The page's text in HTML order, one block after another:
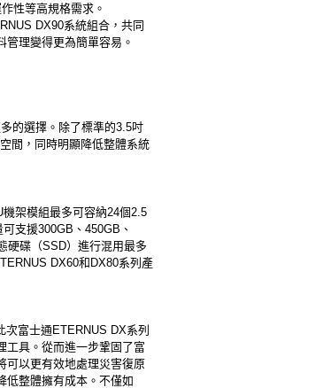
性等高規格需求。
DX90系統組合，共同
理變得更為簡單容易。
的選擇。除了標準的3.5吋
間，同時明顯降低整體系統
架模組最多可容納24個2.5
支援300GB、450GB、
硬碟（SSD）進行混用最多
DX60和DX80系列產
富士通ETERNUS DX系列
工具。從而進一步鞏固了富
可以更有效地處理災害復原
低整體擁有成本。不僅如